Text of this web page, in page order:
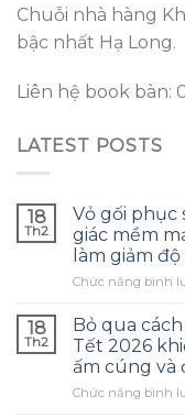
Chuỗi nhà hàng
bậc nhất Hạ Long.
Liên hệ book bàn:
LATEST POSTS
18
Th2
Vỏ gối phục
giác mềm
làm giảm
Chức năng bình
18
Th2
Bỏ qua
Tết 2026
ấm cúng và
Chức năng bình